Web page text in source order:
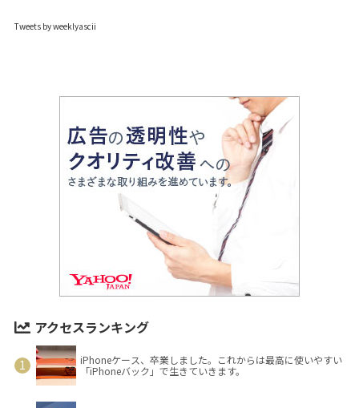
Tweets by weeklyascii
アクセスランキング
iPhoneケース、卒業しました。これからは最高に使いやすい
「iPhoneバック」で生きていきます。